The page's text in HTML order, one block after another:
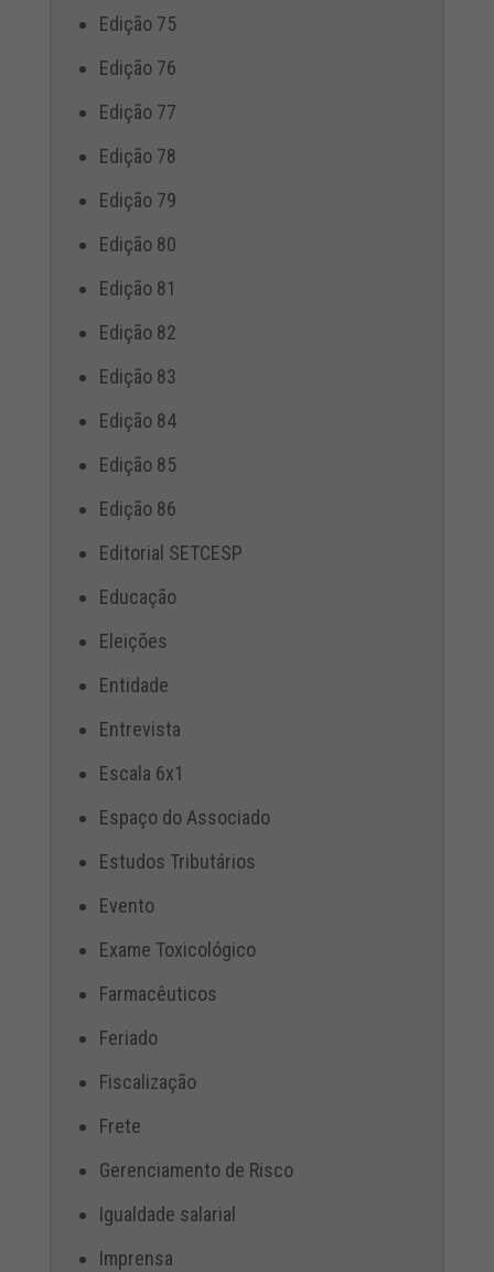
Edição 75
Edição 76
Edição 77
Edição 78
Edição 79
Edição 80
Edição 81
Edição 82
Edição 83
Edição 84
Edição 85
Edição 86
Editorial SETCESP
Educação
Eleições
Entidade
Entrevista
Escala 6x1
Espaço do Associado
Estudos Tributários
Evento
Exame Toxicológico
Farmacêuticos
Feriado
Fiscalização
Frete
Gerenciamento de Risco
Igualdade salarial
Imprensa